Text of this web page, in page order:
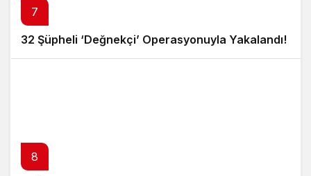
7
32 Şüpheli ‘Değnekçi’ Operasyonuyla Yakalandı!
8